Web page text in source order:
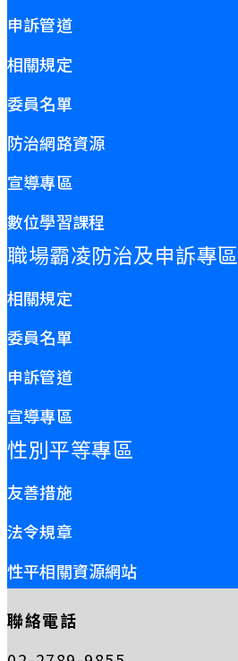
申訴管道
相關規定
委員名單
防治網路資源
宣導專區
數位學習課程
職場霸凌防治及申訴專區
相關規定
委員名單
申訴管道
宣導專區
性別平等專區
友善措施
法令規章
性平相關資源網站
聯絡電話